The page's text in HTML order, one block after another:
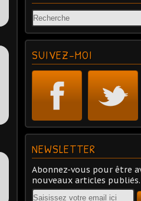
SUIVEZ-MOI
NEWSLETTER
Abonnez-vous pour être
nouveaux articles publiés.
Email